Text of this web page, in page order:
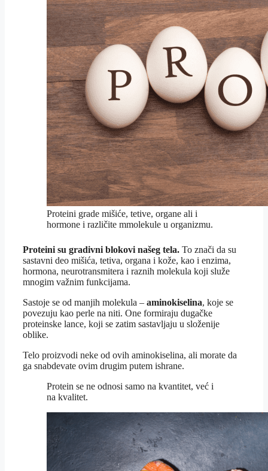
Proteini grade mišiće, tetive, organe ali i
hormone i različite mmolekule u organizmu.
Proteini su gradivni blokovi našeg tela. To znači da su
sastavni deo mišića, tetiva, organa i kože, kao i enzima,
hormona, neurotransmitera i raznih molekula koji služe
mnogim važnim funkcijama.
Sastoje se od manjih molekula – aminokiselina, koje se
povezuju kao perle na niti. One formiraju dugačke
proteinske lance, koji se zatim sastavljaju u složenije
oblike.
Telo proizvodi neke od ovih aminokiselina, ali morate da
ga snabdevate ovim drugim putem ishrane.
Protein se ne odnosi samo na kvantitet, već i
na kvalitet.